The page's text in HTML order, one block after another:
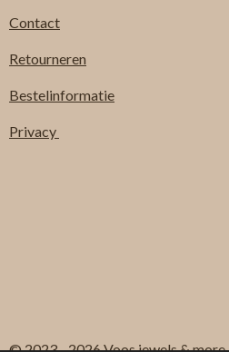
Contact
Retourneren
Bestelinformatie
Privacy